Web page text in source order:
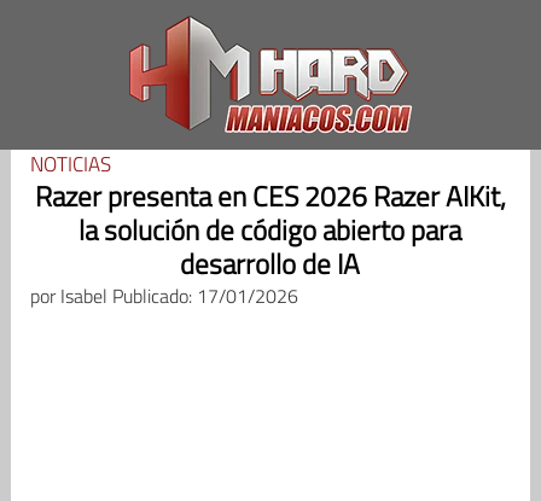
NOTICIAS
Razer presenta en CES 2026 Razer AIKit,
la solución de código abierto para
desarrollo de IA
porIsabel Publicado: 17/01/2026